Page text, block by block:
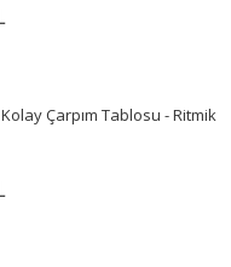
Çarpım Tablosu - Ritmik